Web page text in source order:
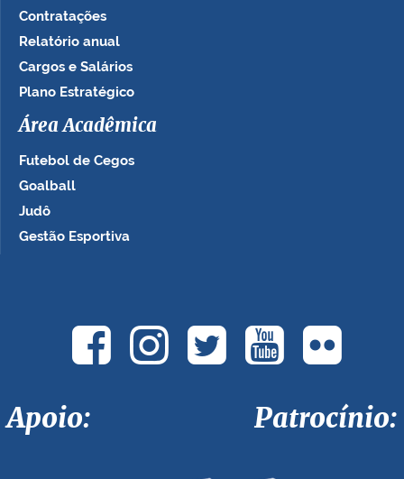
Contratações
Relatório anual
Cargos e Salários
Plano Estratégico
Área Acadêmica
Futebol de Cegos
Goalball
Judô
Gestão Esportiva
Apoio: Patrocínio: